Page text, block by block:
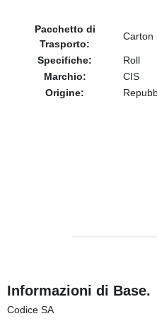
Pacchetto di
Trasporto:
Carton
Specifiche:
Roll
Marchio:
CIS
Origine:
Informazioni di Base.
Codice SA